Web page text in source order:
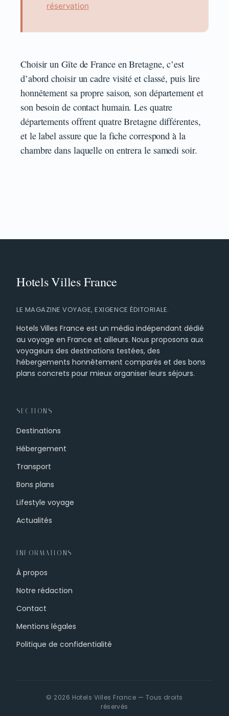
réservation
Choisir un Gîte de France en Bretagne, c’est
d’abord choisir un cadre visité et classé, puis lire
honnêtement sa propre saison, son département et
son besoin de contact humain. Les quatre
départements offrent quatre Bretagne différentes,
et le label assure que la fiche correspond à la
chambre dans laquelle on entrera le samedi soir.
LE MAGAZINE VOYAGE, EXIGENCE ÉDITORIALE.
Hotels Villes France est un média indépendant dédié
au voyage en France et ailleurs. Nous proposons aux
voyageurs des destinations testées, des
hébergements honnêtement comparés et des bons
plans concrets pour mieux organiser leurs séjours.
SECTIONS
Destinations
Hébergement
Transport
Bons plans
Lifestyle voyage
Actualités
INFORMATIONS
À propos
Notre rédaction
Contact
Mentions légales
Politique de confidentialité
© 2026 Hotels Villes France — Tous droits
réservés